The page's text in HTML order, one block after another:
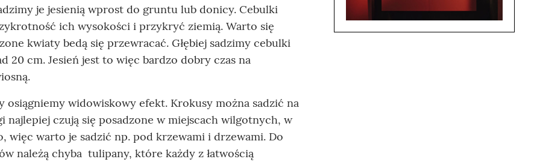
je jesienią wprost do gruntu lub donicy. Cebulki
ich wysokości i przykryć ziemią. Warto się
kwiaty bedą się przewracać. Głębiej sadzimy cebulki
20 cm. Jesień jest to więc bardzo dobry czas na
widowiskowy efekt. Krokusy można sadzić na
najlepiej czują się posadzone w miejscach wilgotnych, w
warto je sadzić np. pod krzewami i drzewami. Do
należą chyba tulipany, które każdy z łatwością